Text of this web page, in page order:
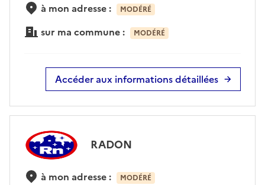
à mon adresse : MODÉRÉ
sur ma commune : MODÉRÉ
Accéder aux informations détaillées
RADON
à mon adresse : MODÉRÉ